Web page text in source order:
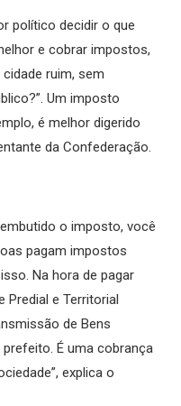
político decidir o que
e cobrar impostos,
ruim, sem
Um imposto
é melhor digerido
da Confederação.
o imposto, você
pagam impostos
Na hora de pagar
Predial e Territorial
de Bens
É uma cobrança
explica o